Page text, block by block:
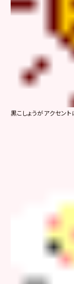
黒こしょうがアクセン